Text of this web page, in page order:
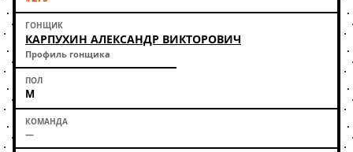
КАРПУХИН АЛЕКСАНДР ВИКТОРОВИЧ
Профиль гонщика
М
—